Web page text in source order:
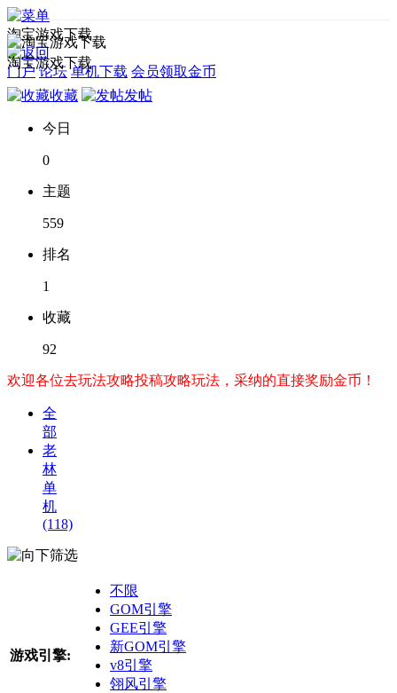
淘宝游戏下载
门户 论坛 单机下载 会员领取金币
淘宝游戏下载
收藏 发帖
今日
0
主题
559
排名
1
收藏
92
欢迎各位去玩法攻略投稿攻略玩法，采纳的直接奖励金币！
全
部
老
林
单
机
(118)
筛选
游戏引擎:
不限
GOM引擎
GEE引擎
新GOM引擎
v8引擎
翎风引擎